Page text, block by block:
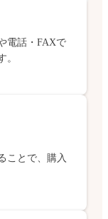
電話・FAXで
。
ことで、購入